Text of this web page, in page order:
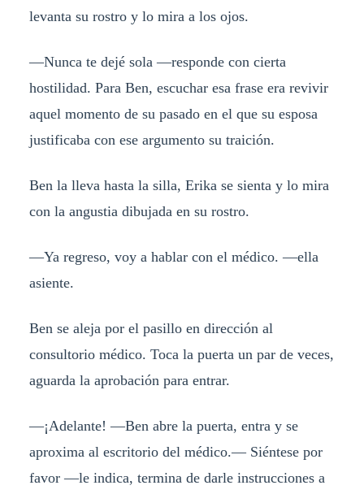
levanta su rostro y lo mira a los ojos.
—Nunca te dejé sola —responde con cierta
hostilidad. Para Ben, escuchar esa frase era revivir
aquel momento de su pasado en el que su esposa
justificaba con ese argumento su traición.
Ben la lleva hasta la silla, Erika se sienta y lo mira
con la angustia dibujada en su rostro.
—Ya regreso, voy a hablar con el médico. —ella
asiente.
Ben se aleja por el pasillo en dirección al
consultorio médico. Toca la puerta un par de veces,
aguarda la aprobación para entrar.
—¡Adelante! —Ben abre la puerta, entra y se
aproxima al escritorio del médico.— Siéntese por
favor —le indica, termina de darle instrucciones a